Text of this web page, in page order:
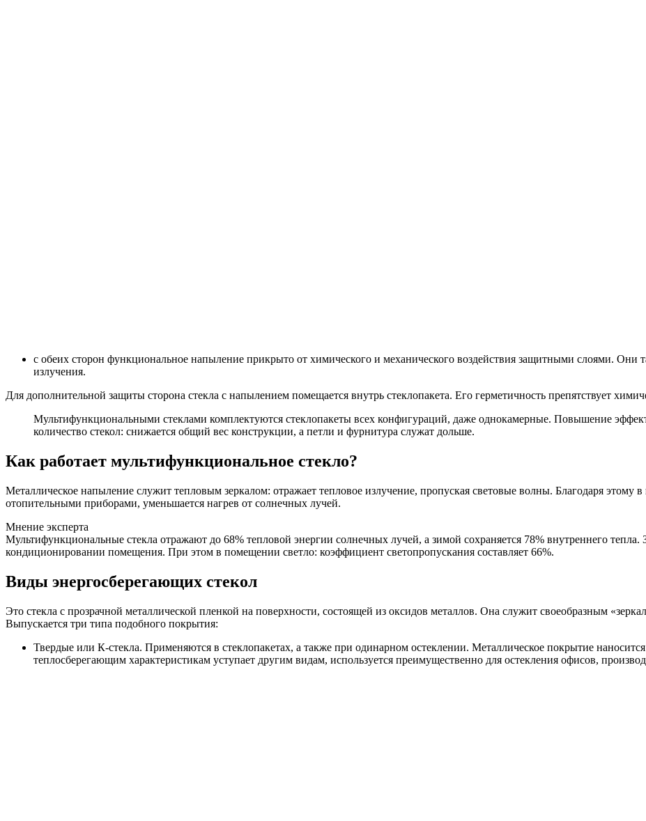
с обеих сторон функциональное напыление прикрыто от химического и механического воздействия защитными слоями.
излучения.
Для дополнительной защиты сторона стекла с напылением помещается внутрь стеклопакета. Его герметичность препятствует
Мультифункциональными стеклами комплектуются стеклопакеты всех конфигураций, даже однокамерные. Повышение
количество стекол: снижается общий вес конструкции, а петли и фурнитура служат дольше.
Как работает мультифункциональное стекло?
Металлическое напыление служит тепловым зеркалом: отражает тепловое излучение, пропуская световые волны. Благодаря этому
отопительными приборами, уменьшается нагрев от солнечных лучей.
Мнение эксперта
Мультифункциональные стекла отражают до 68% тепловой энергии солнечных лучей, а зимой сохраняется 78% внутреннего
кондиционировании помещения. При этом в помещении светло: коэффициент светопропускания составляет 66%.
Виды энергосберегающих стекол
Это стекла с прозрачной металлической пленкой на поверхности, состоящей из оксидов металлов. Она служит своеобразным
Выпускается три типа подобного покрытия:
Твердые или К-стекла. Применяются в стеклопакетах, а также при одинарном остеклении. Металлическое покрытие
теплосберегающим характеристикам уступает другим видам, используется преимущественно для остекления офисов,